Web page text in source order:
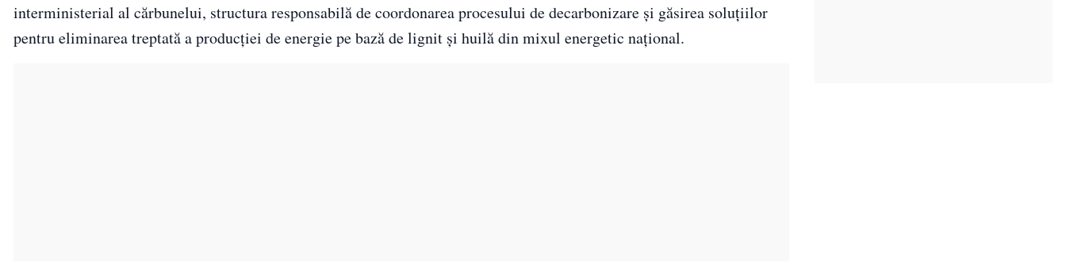
interministerial al cărbunelui, structura responsabilă de coordonarea procesului de decarbonizare și găsirea soluțiilor
pentru eliminarea treptată a producției de energie pe bază de lignit și huilă din mixul energetic național.